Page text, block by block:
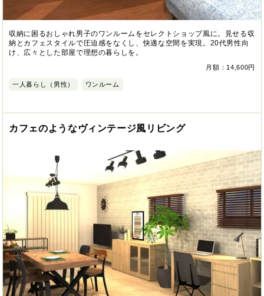
収納に困るおしゃれ男子のワンルームをセレクトショップ風に。見せる収
納とカフェスタイルで圧迫感をなくし、快適な空間を実現。20代男性向
け、広々とした部屋で理想の暮らしを。
月額：14,600円
一人暮らし（男性） ワンルーム
カフェのようなヴィンテージ風リビング